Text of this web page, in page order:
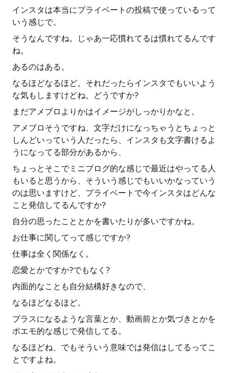
インスタは本当にプライベートの投稿で使っているって
いう感じで。
そうなんですね。じゃあ一応慣れてるは慣れてるんです
ね。
あるのはある。
なるほどなるほど。それだったらインスタでもいいよう
な気もしますけどね。どうですか?
まだアメブロよりかはイメージがしっかりかなと。
アメブロそうですね、文字だけになっちゃうとちょっと
しんどいっていう人だったら、インスタも文字書けるよ
うになってる部分があるから、
ちょっとそこでミニブログ的な感じで最近はやってる人
もいると思うから、そういう感じでもいいかなっていう
のは思いますけど、プライベートで今インスタはどんな
こと発信してるんですか?
自分の思ったこととかを書いたりが多いですかね。
お仕事に関してって感じですか?
仕事は全く関係なく。
恋愛とかですか?でもなく?
内面的なことも自分結構好きなので、
なるほどなるほど。
プラスになるような言葉とか、動画前とか気づきとかを
ポエモ的な感じで発信してる。
なるほどね、でもそういう意味では発信はしてるってこ
とですよね。